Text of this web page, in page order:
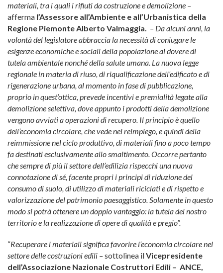
materiali, tra i quali i rifiuti da costruzione e demolizione –
afferma l’Assessore all’Ambiente e all’Urbanistica della
Regione Piemonte Alberto Valmaggia. – Da alcuni anni, la
volontà del legislatore abbraccia la necessità di coniugare le
esigenze economiche e sociali della popolazione al dovere di
tutela ambientale nonché della salute umana. La nuova legge
regionale in materia di riuso, di riqualificazione dell’edificato e di
rigenerazione urbana, al momento in fase di pubblicazione,
proprio in quest’ottica, prevede incentivi e premialità legate alla
demolizione selettiva, dove appunto i prodotti della demolizione
vengono avviati a operazioni di recupero. Il principio è quello
dell’economia circolare, che vede nel reimpiego, e quindi della
reimmissione nel ciclo produttivo, di materiali fino a poco tempo
fa destinati esclusivamente allo smaltimento. Occorre pertanto
che sempre di più il settore dell’edilizia rispecchi una nuova
connotazione di sé, facente propri i principi di riduzione del
consumo di suolo, di utilizzo di materiali riciclati e di rispetto e
valorizzazione del patrimonio paesaggistico. Solamente in questo
modo si potrà ottenere un doppio vantaggio: la tutela del nostro
territorio e la realizzazione di opere di qualità e pregio”.
“Recuperare i materiali significa favorire l’economia circolare nel
settore delle costruzioni edili –sottolinea ilVicepresidente
dell’Associazione Nazionale Costruttori Edili – ANCE,